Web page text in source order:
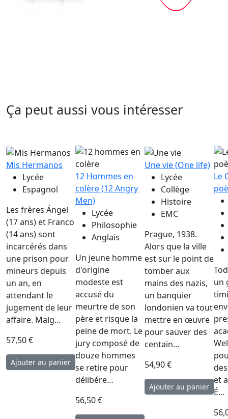
Ça peut aussi vous intéresser
Mis Hermanos
Lycée
Espagnol
Les frères Ángel
(17 ans) et Franco
(14 ans) sont
incarcérés dans
une prison pour
mineurs depuis
un an, en
attendant le
jugement de leur
affaire. Malg…
57,50 €
12 Hommes en
colère (12 Angry
Men)
Lycée
Philosophie
Anglais
Un jeune homme
d'origine
modeste est
accusé du
meurtre de son
père et risque la
peine de mort. Le
jury composé de
douze hommes
se retire pour
délibére…
56,50 €
Une vie (One life)
Lycée
Collège
Histoire
EMC
Prague, 1938.
Alors que la ville
est sur le point de
tomber aux
mains des nazis,
un banquier
londonien va tout
mettre en œuvre
pour sauver des
centain…
54,90 €
Le
un
et
É…